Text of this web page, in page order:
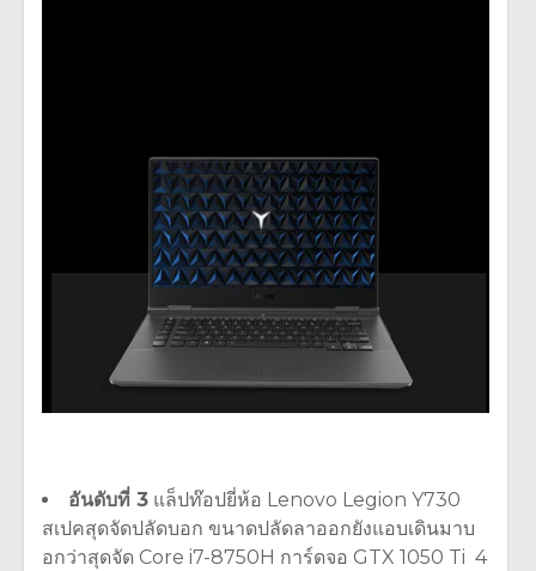
อันดับที่ 3 แล็ปท๊อปยี่ห้อ Lenovo Legion Y730
สเปคสุดจัดปลัดบอก ขนาดปลัดลาออกยังแอบเดินมาบ
อกว่าสุดจัด Core i7-8750H การ์ดจอ GTX 1050 Ti 4